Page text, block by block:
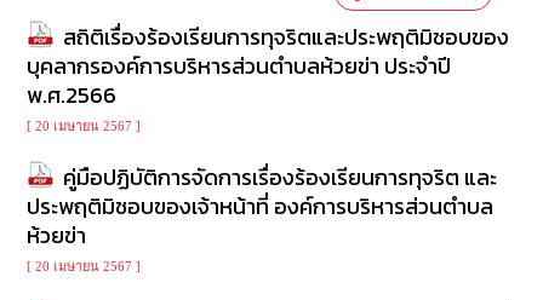
สถิติเรื่องร้องเรียนการทุจริตและประพฤติมิชอบของ
บุคลากรองค์การบริหารส่วนตำบลห้วยข่า ประจำปี
พ.ศ.2566
[ 20 เมษายน 2567 ]
คู่มือปฏิบัติการจัดการเรื่องร้องเรียนการทุจริต และ
ประพฤติมิชอบของเจ้าหน้าที่ องค์การบริหารส่วนตำบล
ห้วยข่า
[ 20 เมษายน 2567 ]